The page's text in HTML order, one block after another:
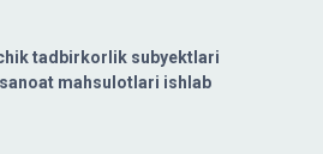
tadbirkorlik subyektlari
mahsulotlari ishlab